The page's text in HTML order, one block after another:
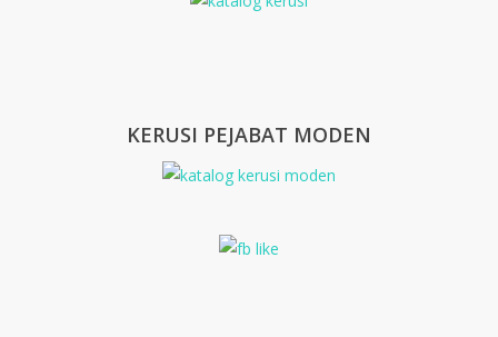
KERUSI PEJABAT MODEN